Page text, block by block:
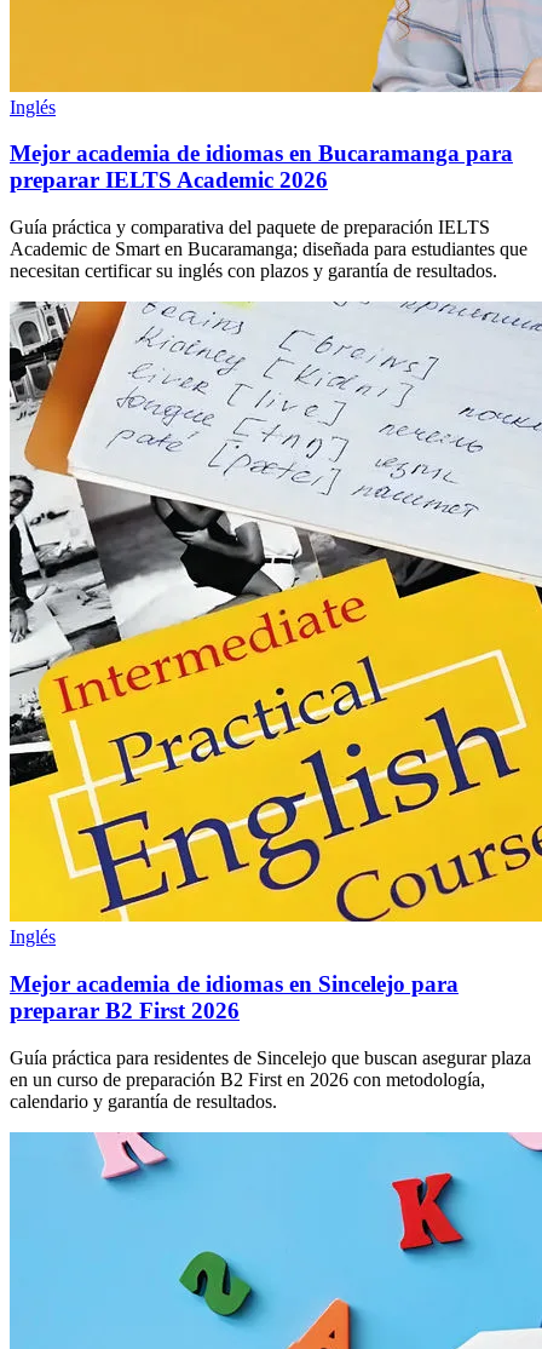
Inglés
Mejor academia de idiomas en Bucaramanga para
preparar IELTS Academic 2026
Guía práctica y comparativa del paquete de preparación IELTS
Academic de Smart en Bucaramanga; diseñada para estudiantes que
necesitan certificar su inglés con plazos y garantía de resultados.
Inglés
Mejor academia de idiomas en Sincelejo para
preparar B2 First 2026
Guía práctica para residentes de Sincelejo que buscan asegurar plaza
en un curso de preparación B2 First en 2026 con metodología,
calendario y garantía de resultados.